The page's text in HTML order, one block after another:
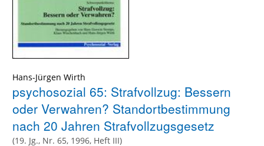
Hans-Jürgen Wirth
psychosozial 65: Strafvollzug: Bessern
oder Verwahren? Standortbestimmung
nach 20 Jahren Strafvollzugsgesetz
(19. Jg., Nr. 65, 1996, Heft III)